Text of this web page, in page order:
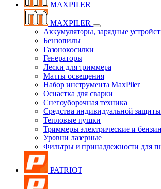
MAXPILER
MAXPILER
Аккумуляторы, зарядные
Бензопилы
Газонокосилки
Генераторы
Лески для триммера
Мачты освещения
Набор инструмента MaxPiler
Оснастка для сварки
Снегоуборочная техника
Средства индивидуальной защиты
Тепловые пушки
Триммеры электрические и
Уровни лазерные
Фильтры и принадлежности для
PATRIOT